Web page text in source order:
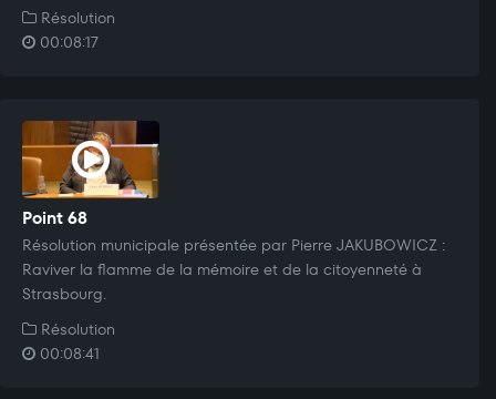
Résolution
00:08:17
Point 68
Résolution municipale présentée par Pierre JAKUBOWICZ :
Raviver la flamme de la mémoire et de la citoyenneté à
Strasbourg.
Résolution
00:08:41